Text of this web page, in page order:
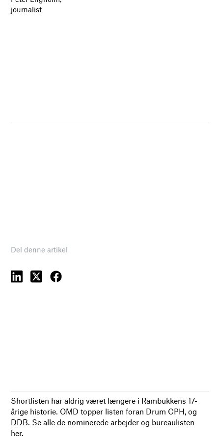
journalist
Del denne artikel
Shortlisten har aldrig været længere i Rambukkens 17-
årige historie. OMD topper listen foran Drum CPH, og
DDB. Se alle de nominerede arbejder og bureaulisten
her.